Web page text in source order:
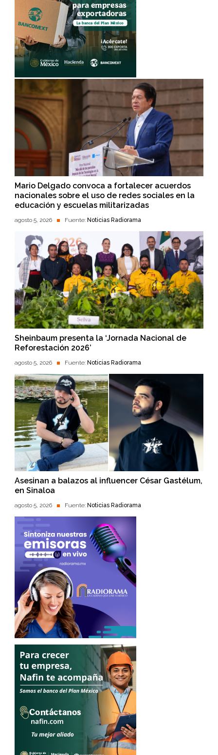
Mario Delgado convoca a fortalecer acuerdos
nacionales sobre el uso de redes sociales en la
educación y escuelas militarizadas
agosto 5, 2026 Fuente: Noticias Radiorama
Sheinbaum presenta la ‘Jornada Nacional de
Reforestación 2026’
agosto 5, 2026 Fuente: Noticias Radiorama
Asesinan a balazos al influencer César Gastélum,
en Sinaloa
agosto 5, 2026 Fuente: Noticias Radiorama